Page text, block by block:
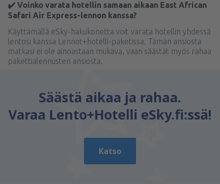
✔️ Voinko varata hotellin samaan aikaan East African
Safari Air Express-lennon kanssa?
Käyttämällä eSky-hakukonetta voit varata hotellin yhdessä
lentosi kanssa Lennot+hotelli-paketissa. Tämän ansiosta
matkasi ei ole ainoastaan mukava, vaan säästät myös rahaa
pakettialennusten ansiosta.
Säästä aikaa ja rahaa.
Varaa Lento+Hotelli eSky.fi:ssä!
Katso